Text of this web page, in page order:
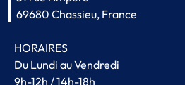
69680 Chassieu, France
HORAIRES
Du Lundi au Vendredi
9h-12h / 14h-18h